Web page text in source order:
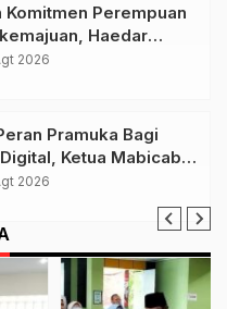
Komitmen Perempuan
Haedar
Muktamar ke-15
2026
Pramuka Bagi
Ketua Mabicab
Klaten Lepas
2026